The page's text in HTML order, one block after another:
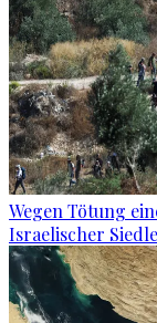
Wegen Tötung
Israelischer